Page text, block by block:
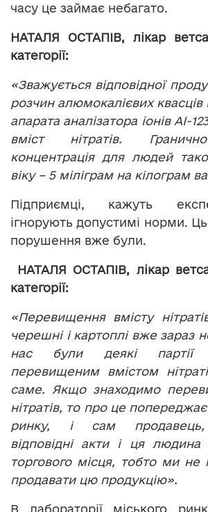
часу це займає небагато.
НАТАЛЯ ОСТАПІВ, лікар
категорії:
«Зважується відповідної
розчин алюмокалієвих
апарата аналізатора іонів АІ-
вміст нітратів.
концентрація для людей
віку – 5 міліграм на кілограм
Підприємці, кажуть
ігнорують допустимі норми.
порушення вже були.
НАТАЛЯ ОСТАПІВ, лікар
категорії:
«Перевищення вмісту
черешні і картоплі вже зараз
нас були деякі партії
перевищеним вмістом
саме. Якщо знаходимо
нітратів, то про це
ринку, і сам продавець,
відповідні акти і ця людина
торгового місця, тобто ми не
продавати цю продукцію».
В лабораторії міського